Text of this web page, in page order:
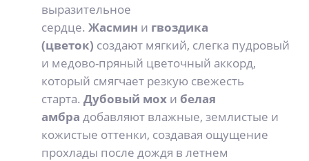
выразительное
сердце. Жасмин и гвоздика
(цветок) создают мягкий, слегка пудровый
и медово-пряный цветочный аккорд,
который смягчает резкую свежесть
старта. Дубовый мох и белая
амбра добавляют влажные, землистые и
кожистые оттенки, создавая ощущение
прохлады после дождя в летнем